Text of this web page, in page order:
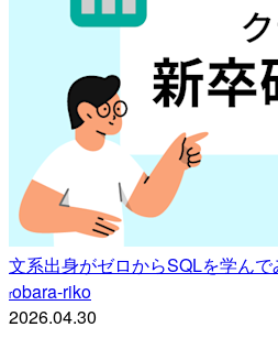
文系出身がゼロからSQLを学ん
robara-riko
2026.04.30